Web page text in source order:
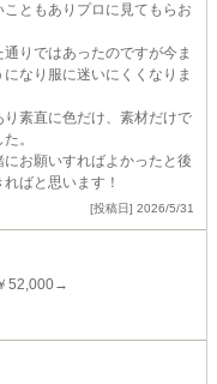
ともありプロに見てもらお
りではあったのですが今ま
なり服に迷いにくくなりま
素直に色だけ、素材だけで
。
お願いすればよかったと後
ばと思います！
[投稿日] 2026/5/31
52,000→